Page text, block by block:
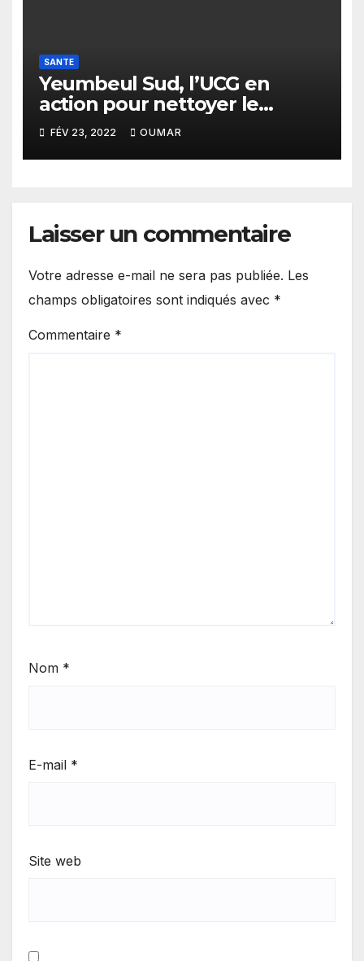
SANTE
Yeumbeul Sud, l’UCG en
action pour nettoyer le
cimetière
FÉV 23, 2022 OUMAR
Laisser un commentaire
Votre adresse e-mail ne sera pas publiée. Les
champs obligatoires sont indiqués avec *
Commentaire *
Nom *
E-mail *
Site web